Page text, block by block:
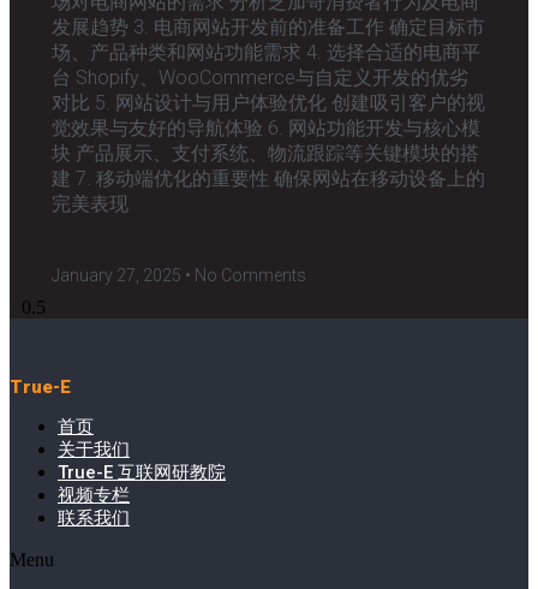
发展趋势 3. 电商网站开发前的准备工作 确定目标市
场、产品种类和网站功能需求 4. 选择合适的电商平
台 Shopify、WooCommerce与自定义开发的优劣
对比 5. 网站设计与用户体验优化 创建吸引客户的视
觉效果与友好的导航体验 6. 网站功能开发与核心模
块 产品展示、支付系统、物流跟踪等关键模块的搭
建 7. 移动端优化的重要性 确保网站在移动设备上的
完美表现
January 27, 2025 No Comments
True-E
首页
关于我们
True-E 互联网研教院
视频专栏
联系我们
Menu